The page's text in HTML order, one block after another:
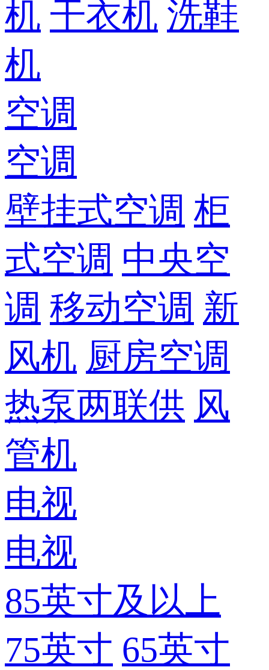
机 干衣机 洗鞋
机
空调
空调
壁挂式空调 柜
式空调 中央空
调 移动空调 新
风机 厨房空调
热泵两联供 风
管机
电视
电视
85英寸及以上
75英寸 65英寸